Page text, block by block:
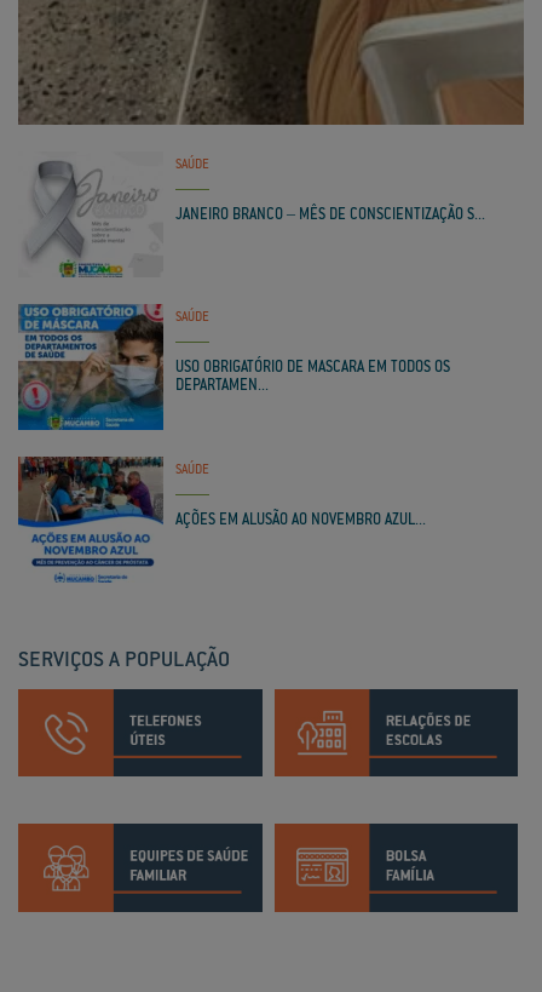
SAÚDE
JANEIRO BRANCO – MÊS DE CONSCIENTIZAÇÃO S...
SAÚDE
USO OBRIGATÓRIO DE MASCARA EM TODOS OS
DEPARTAMEN...
SAÚDE
AÇÕES EM ALUSÃO AO NOVEMBRO AZUL...
SERVIÇOS A POPULAÇÃO